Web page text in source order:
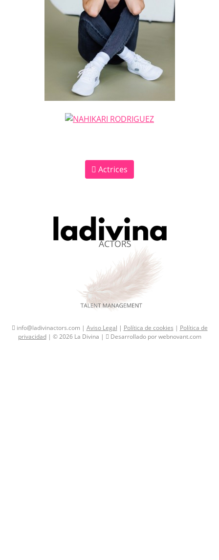
Actrices
info@ladivinactors.com | Aviso Legal | Política de cookies | Política de
privacidad| © 2026 La Divina | Desarrollado por webnovant.com